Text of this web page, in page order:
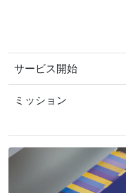
サービス開始
ミッション